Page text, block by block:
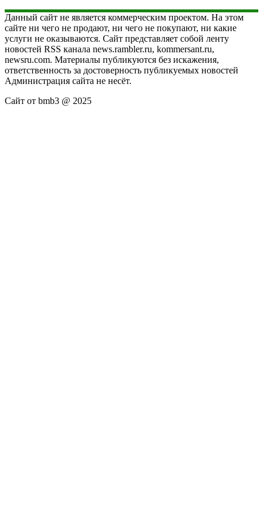
Данный сайт не является коммерческим проектом. На этом
сайте ни чего не продают, ни чего не покупают, ни какие
услуги не оказываются. Сайт представляет собой ленту
новостей RSS канала news.rambler.ru, kommersant.ru,
newsru.com. Материалы публикуются без искажения,
ответственность за достоверность публикуемых новостей
Администрация сайта не несёт.
Сайт от bmb3 @ 2025